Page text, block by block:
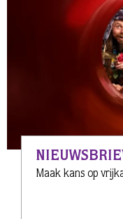
Maak kans op